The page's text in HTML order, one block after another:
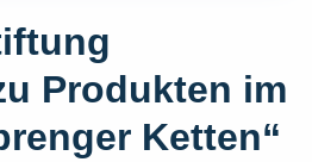
Produkten im
Ketten“